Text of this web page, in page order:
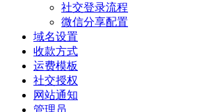
社交登录流程
微信分享配置
域名设置
收款方式
运费模板
社交授权
网站通知
管理员